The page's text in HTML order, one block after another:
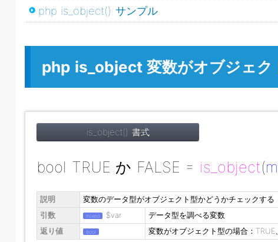
php is_object() サンプル
php is_object 変数がオブジェク
is_object() 書式
bool TRUE か FALSE = is_object(
説明
変数のデータ型がオブジェクト型かどうかチェックする
引数
mixed $var
データ型を調べる変数
返り値
bool 変数がオブジェクト型の場合：